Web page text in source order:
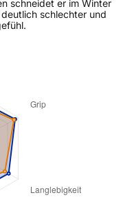
schneidet er im Winter
schlechter und